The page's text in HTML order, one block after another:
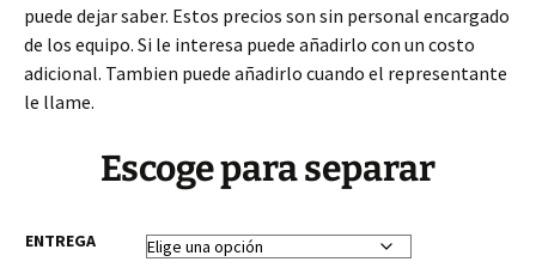
puede dejar saber. Estos precios son sin personal encargado
de los equipo. Si le interesa puede añadirlo con un costo
adicional. Tambien puede añadirlo cuando el representante
le llame.
Escoge para separar
ENTREGA